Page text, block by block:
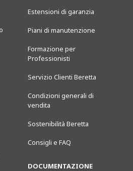
Estensioni di garanzia
Piani di manutenzione
Formazione per
Professionisti
Servizio Clienti Beretta
Condizioni generali di
vendita
Sostenibilità Beretta
Consigli e FAQ
DOCUMENTAZIONE